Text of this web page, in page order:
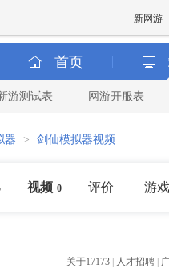
新网游
首页
游测试表 网游开服表
器 > 剑仙模拟器视频
视频 0 评价 游
关于17173 人才招聘